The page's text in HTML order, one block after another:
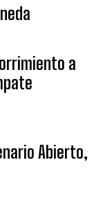
a
Abierto,